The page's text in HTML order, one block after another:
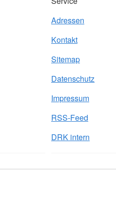
Adressen
Kontakt
Sitemap
Datenschutz
Impressum
RSS-Feed
DRK intern